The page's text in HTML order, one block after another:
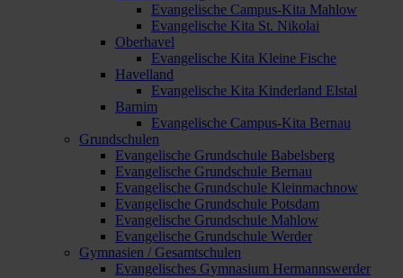
Evangelische Campus-Kita Mahlow
Evangelische Kita St. Nikolai
Oberhavel
Evangelische Kita Kleine Fische
Havelland
Evangelische Kita Kinderland Elstal
Barnim
Evangelische Campus-Kita Bernau
Grundschulen
Evangelische Grundschule Babelsberg
Evangelische Grundschule Bernau
Evangelische Grundschule Kleinmachnow
Evangelische Grundschule Potsdam
Evangelische Grundschule Mahlow
Evangelische Grundschule Werder
Gymnasien / Gesamtschulen
Evangelisches Gymnasium Hermannswerder